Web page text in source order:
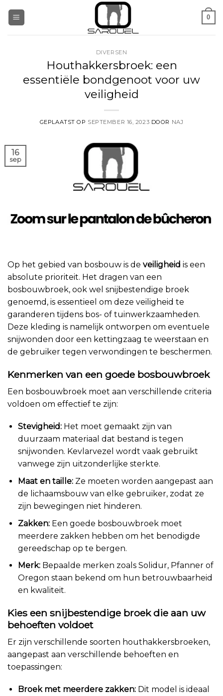
naar
0
DIVERSEN
Houthakkersbroek: een
essentiële bondgenoot voor uw
veiligheid
GEPLAATST OP SEPTEMBER 16, 2023 DOOR NAJ
16
sep
Op het gebied van bosbouw is de veiligheid is een
absolute prioriteit. Het dragen van een
bosbouwbroek, ook wel snijbestendige broek
genoemd, is essentieel om deze veiligheid te
garanderen tijdens bos- of tuinwerkzaamheden.
Deze kleding is namelijk ontworpen om eventuele
snijwonden door een kettingzaag te weerstaan en
de gebruiker tegen verwondingen te beschermen.
Kenmerken van een goede bosbouwbroek
Een bosbouwbroek moet aan verschillende criteria
voldoen om effectief te zijn:
Stevigheid:Het moet gemaakt zijn van
duurzaam materiaal dat bestand is tegen
snijwonden. Kevlarvezel wordt vaak gebruikt
vanwege zijn uitzonderlijke sterkte.
Maat en taille:Ze moeten worden aangepast aan
de lichaamsbouw van elke gebruiker, zodat ze
zijn bewegingen niet hinderen.
Zakken:Een goede bosbouwbroek moet
meerdere zakken hebben om het benodigde
gereedschap op te bergen.
Merk:Bepaalde merken zoals Solidur, Pfanner of
Oregon staan bekend om hun betrouwbaarheid
en kwaliteit.
Kies een snijbestendige broek die aan uw
behoeften voldoet
Er zijn verschillende soorten houthakkersbroeken,
aangepast aan verschillende behoeften en
toepassingen:
Broek met meerdere zakken:Dit model is ideaal